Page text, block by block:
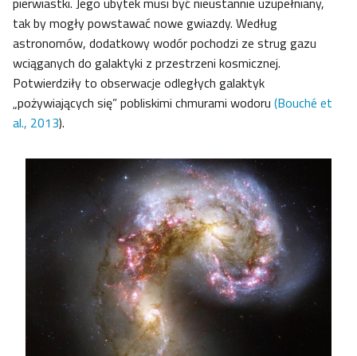
tak by mogły powstawać nowe gwiazdy. Według
astronomów, dodatkowy wodór pochodzi ze strug gazu
wciąganych do galaktyki z przestrzeni kosmicznej.
Potwierdziły to obserwacje odległych galaktyk
„pożywiających się” pobliskimi chmurami wodoru (Bouché et
al., 2013).